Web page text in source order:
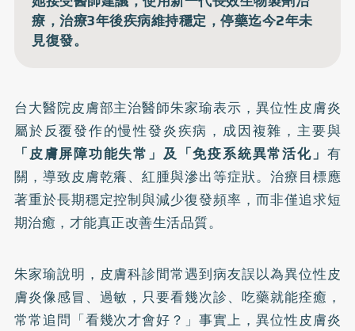
療，治療3年後疾病維持穩定，停藥迄今2年未
見復發。
台大醫院皮膚部主治醫師朱家瑜表示， 異位性皮膚炎
屬於反覆發作的慢性發炎疾病，成因複雜，主要與
「皮膚屏障功能失常」及「免疫系統異常活化」 有
關，導致皮膚乾癢、紅腫與滲出等症狀。治療目標應
著重於長期穩定控制與減少復發頻率，而非僅追求短
期治癒，才能真正改善生活品質。
朱家瑜說明，皮膚科診間常遇到病友誤以為異位性皮
膚炎像感冒、過敏，只要看幾次診、吃藥就能痊癒，
常常追問「看幾次才會好？」事實上，異位性皮膚炎